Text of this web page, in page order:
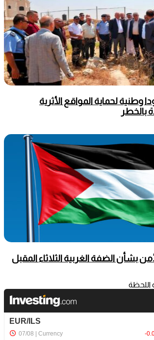
وطنية لحماية المواقع الأثرية
بالخطر
بشأن الضفة الغربية الثلاثاء المقبل
اللحظة